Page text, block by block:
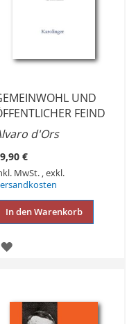
UND
FEIND
d'Ors
€
MwSt. ,exkl.
In den Warenkorb
ZUR